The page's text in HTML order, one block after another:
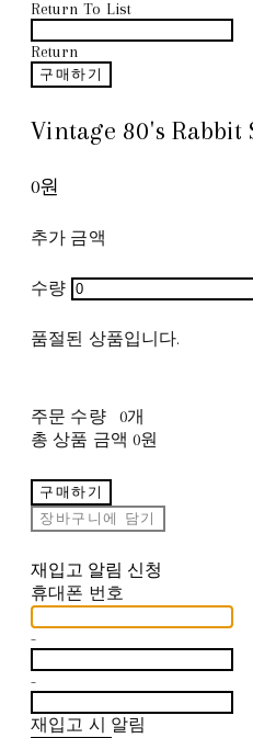
Return To List
Return
구매하기
Vintage 80's Rabbit
0원
추가 금액
수량
품절된 상품입니다.
주문 수량
0개
총 상품 금액 0원
구매하기
장바구니에 담기
재입고 알림 신청
휴대폰 번호
-
-
재입고 시 알림